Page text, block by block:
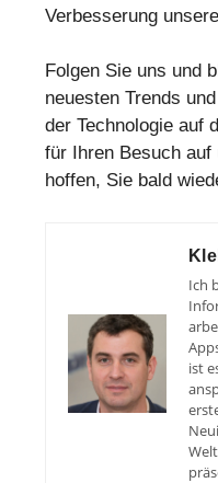
Verbesserung
Folgen Sie uns und
neuesten Trends
der Technologie auf
für Ihren Besuch
hoffen, Sie bald
Ich
ist